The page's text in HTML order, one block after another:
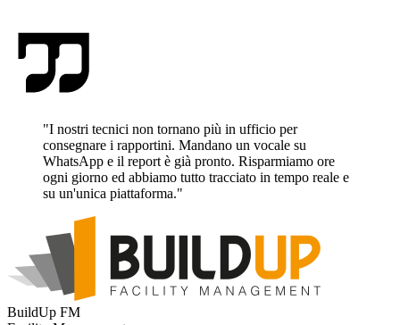
"I nostri tecnici non tornano più in ufficio per
consegnare i rapportini. Mandano un vocale su
WhatsApp e il report è già pronto. Risparmiamo ore
ogni giorno ed abbiamo tutto tracciato in tempo reale e
su un'unica piattaforma."
BuildUp FM